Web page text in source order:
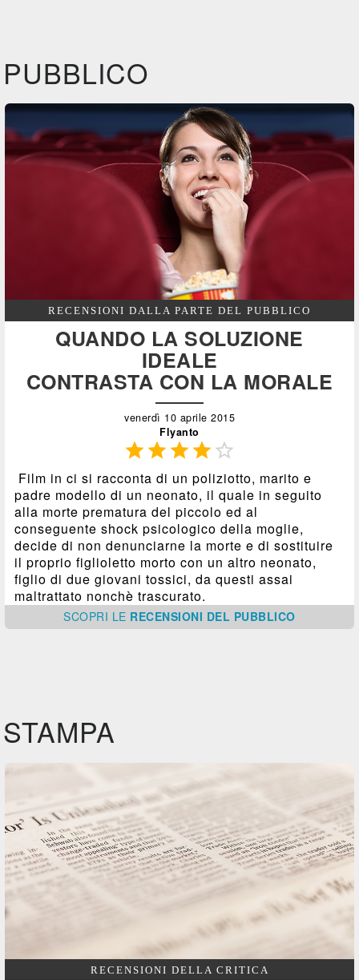
PUBBLICO
RECENSIONI DALLA PARTE DEL PUBBLICO
QUANDO LA SOLUZIONE
IDEALE
CONTRASTA CON LA MORALE
venerdì 10 aprile 2015
Flyanto

Film in ci si racconta di un poliziotto, marito e
padre modello di un neonato, il quale in seguito
alla morte prematura del piccolo ed al
conseguente shock psicologico della moglie,
decide di non denunciarne la morte e di sostituire
il proprio figlioletto morto con un altro neonato,
figlio di due giovani tossici, da questi assai
maltrattato nonchè trascurato.
SCOPRI LE RECENSIONI DEL PUBBLICO
STAMPA
RECENSIONI DELLA CRITICA